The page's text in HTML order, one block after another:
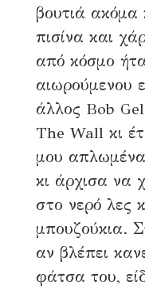
βουτιά ακόμα
πισίνα και
από κόσμο
αιωρούμενου
άλλος Bob
The Wall κι
μου απλωμένα
κι άρχισα να
στο νερό λες
μπουζούκια.
αν βλέπει
φάτσα του,